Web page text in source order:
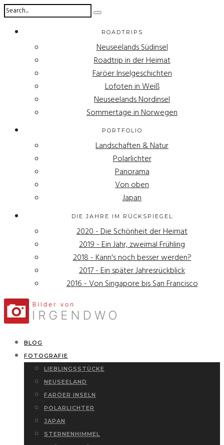
ROADTRIPS
Neuseelands Südinsel
Roadtrip in der Heimat
Faröer Inselgeschichten
Lofoten in Weiß
Neuseelands Nordinsel
Sommertage in Norwegen
PORTFOLIO
Landschaften & Natur
Polarlichter
Panorama
Von oben
Japan
DIE JAHRE IM RÜCKSPIEGEL
2020 - Die Schönheit der Heimat
2019 - Ein Jahr, zweimal Frühling
2018 - Kann's noch besser werden?
2017 - Ein später Jahresrückblick
2016 - Von Singapore bis San Francisco
BLOG
FOTOGRAFIE
LIEBLINGSSTÜCKE
NEUSEELAND
FARÖER INSELN
POLARLICHTER
JAPAN
STERNENHIMMEL